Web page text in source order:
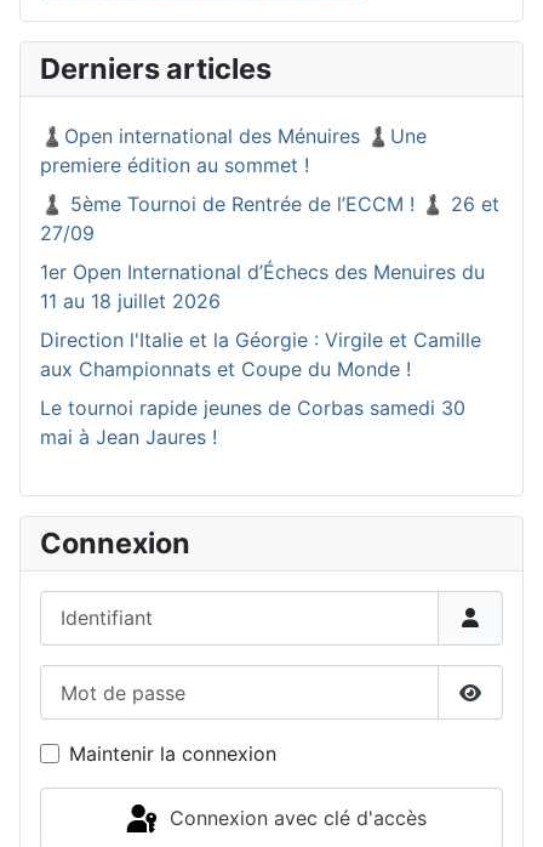
Derniers articles
♟️Open international des Ménuires ♟️Une
premiere édition au sommet !
♟️ 5ème Tournoi de Rentrée de l’ECCM ! ♟️ 26 et
27/09
1er Open International d’Échecs des Menuires du
11 au 18 juillet 2026
Direction l'Italie et la Géorgie : Virgile et Camille
aux Championnats et Coupe du Monde !
Le tournoi rapide jeunes de Corbas samedi 30
mai à Jean Jaures !
Connexion
Maintenir la connexion
Connexion avec clé d'accès